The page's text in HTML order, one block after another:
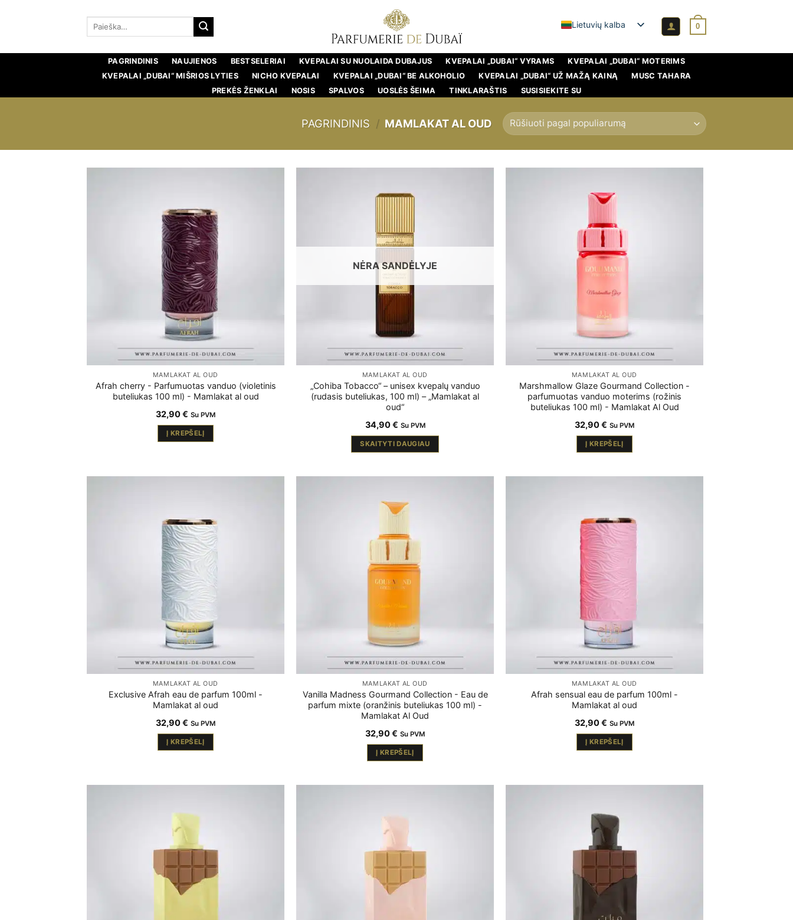
Ieškoti: Lietuvių kalba 0
PAGRINDINIS NAUJIENOS BESTSELERIAI KVEPALAI SU NUOLAIDA DUBAJUS KVEPALAI „DUBAI“ VYRAMS
KVEPALAI „DUBAI“ MOTERIMS
KVEPALAI „DUBAI“ MIŠRIOS LYTIES
NICHO KVEPALAI KVEPALAI „DUBAI“ BE ALKOHOLIO KVEPALAI „DUBAI“ UŽ MAŽĄ KAINĄ
MUSC TAHARA
PREKĖS ŽENKLAI
NOSIS SPALVOS UOSLĖS ŠEIMA TINKLARAŠTIS SUSISIEKITE SU
PAGRINDINIS / MAMLAKAT AL OUD
MAMLAKAT AL OUD
Afrah cherry - Parfumuotas vanduo (violetinis
buteliukas 100 ml) - Mamlakat al oud
32,90€ Su PVM
Į KREPŠELĮ
NĖRA SANDĖLYJE
MAMLAKAT AL OUD
„Cohiba Tobacco“ – unisex kvepalų vanduo
(rudasis buteliukas, 100 ml) – „Mamlakat al
oud“
34,90€ Su PVM
SKAITYTI DAUGIAU
MAMLAKAT AL OUD
Marshmallow Glaze Gourmand Collection -
parfumuotas vanduo moterims (rožinis
buteliukas 100 ml) - Mamlakat Al Oud
32,90€ Su PVM
Į KREPŠELĮ
MAMLAKAT AL OUD
Exclusive Afrah eau de parfum 100ml -
Mamlakat al oud
32,90€ Su PVM
Į KREPŠELĮ
MAMLAKAT AL OUD
Vanilla Madness Gourmand Collection - Eau de
parfum mixte (oranžinis buteliukas 100 ml) -
Mamlakat Al Oud
32,90€ Su PVM
Į KREPŠELĮ
MAMLAKAT AL OUD
Afrah sensual eau de parfum 100ml -
Mamlakat al oud
32,90€ Su PVM
Į KREPŠELĮ